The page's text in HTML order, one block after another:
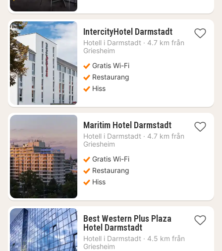
IntercityHotel Darmstadt1
natt
Hotell i Darmstadt · 4.7 km från
Griesheim
Gratis Wi-Fi
Restaurang
Hiss
Maritim Hotel Darmstadt1
natt
Hotell i Darmstadt · 4.7 km från
Griesheim
Gratis Wi-Fi
Restaurang
Hiss
Best Western Plus Plaza
Hotel Darmstadt1
natt
Hotell i Darmstadt · 4.5 km från
Griesheim